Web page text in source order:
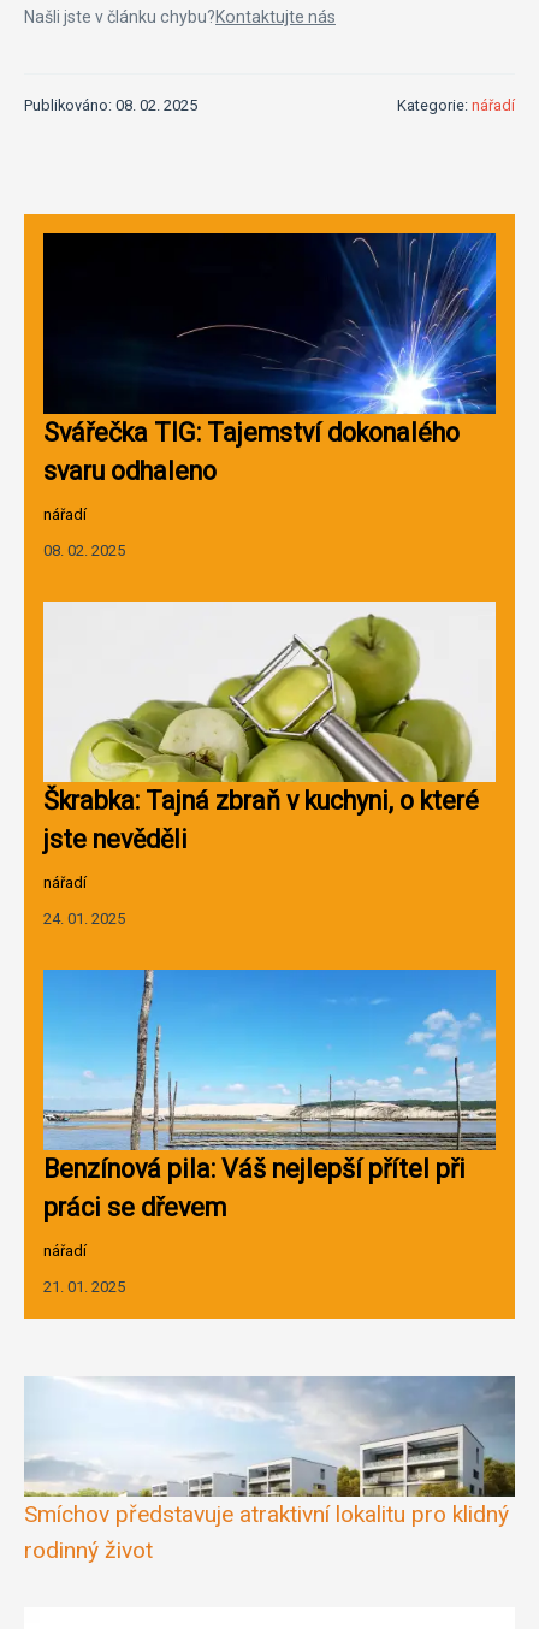
Našli jste v článku chybu?Kontaktujte nás
Publikováno: 08. 02. 2025 Kategorie: nářadí
Svářečka TIG: Tajemství dokonalého
svaru odhaleno
nářadí
08. 02. 2025
Škrabka: Tajná zbraň v kuchyni, o které
jste nevěděli
nářadí
24. 01. 2025
Benzínová pila: Váš nejlepší přítel při
práci se dřevem
nářadí
21. 01. 2025
Smíchov představuje atraktivní lokalitu pro klidný
rodinný život